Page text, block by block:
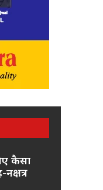
कैसा